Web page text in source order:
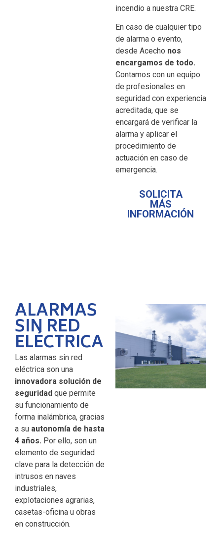
incendio a nuestra CRE.
En caso de cualquier tipo
de alarma o evento,
desde Acecho nos
encargamos de todo.
Contamos con un equipo
de profesionales en
seguridad con experiencia
acreditada, que se
encargará de verificar la
alarma y aplicar el
procedimiento de
actuación en caso de
emergencia.
SOLICITA
MÁS
INFORMACIÓN
ALARMAS
SIN RED
ELÉCTRICA
Las alarmas sin red
eléctrica son una
innovadora solución de
seguridad que permite
su funcionamiento de
forma inalámbrica, gracias
a su autonomía de hasta
4 años. Por ello, son un
elemento de seguridad
clave para la detección de
intrusos en naves
industriales,
explotaciones agrarias,
casetas-oficina u obras
en construcción.